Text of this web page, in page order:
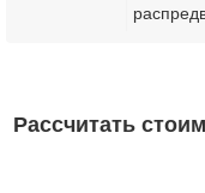
Рассчитать